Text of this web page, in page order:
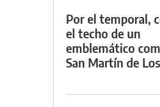
Por el temporal,
el techo de un
emblemático
San Martín de